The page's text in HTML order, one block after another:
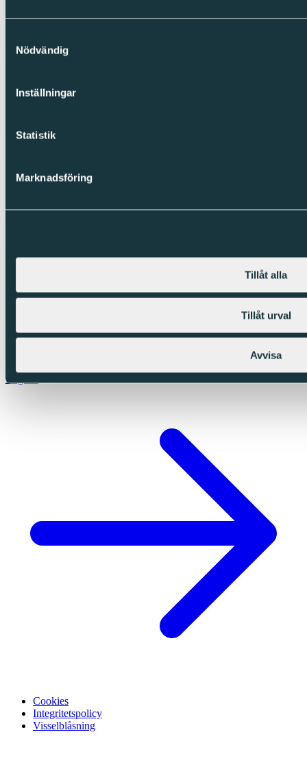
Nödvändig
Inställningar
Statistik
Marknadsföring
Tillåt alla
Tillåt urval
Avvisa
English
Cookies
Integritetspolicy
Visselblåsning